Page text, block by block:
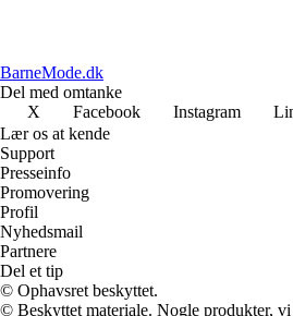
BarneMode.dk
Del med omtanke
X
Facebook Instagram
Lær os at kende
Support
Presseinfo
Promovering
Profil
Nyhedsmail
Partnere
Del et tip
© Ophavsret beskyttet.
© Beskyttet materiale. Nogle produkter, vi